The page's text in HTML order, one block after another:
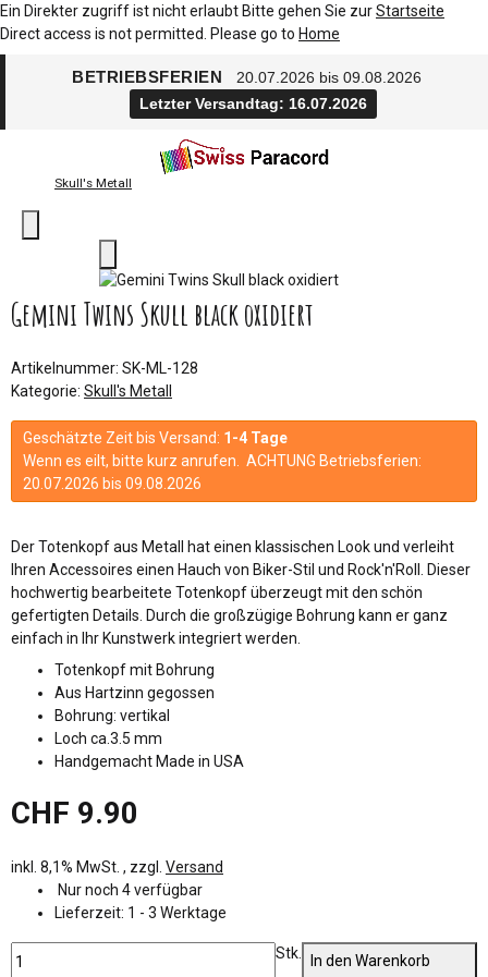
Ein Direkter zugriff ist nicht erlaubt Bitte gehen Sie zurStartseite
Direct access is not permitted. Please go to Home
BETRIEBSFERIEN
20.07.2026 bis 09.08.2026
Letzter Versandtag: 16.07.2026
Skull's Metall
Gemini Twins Skull black oxidiert
Artikelnummer: SK-ML-128
Kategorie: Skull's Metall
Geschätzte Zeit bis Versand: 1-4 Tage
Wenn es eilt, bitte kurz anrufen. ACHTUNG Betriebsferien:
20.07.2026 bis 09.08.2026
Der Totenkopf aus Metall hat einen klassischen Look und verleiht
Ihren Accessoires einen Hauch von Biker-Stil und Rock'n'Roll. Dieser
hochwertig bearbeitete Totenkopf überzeugt mit den schön
gefertigten Details. Durch die großzügige Bohrung kann er ganz
einfach in Ihr Kunstwerk integriert werden.
Totenkopf mit Bohrung
Aus Hartzinn gegossen
Bohrung: vertikal
Loch ca.3.5 mm
Handgemacht Made in USA
CHF 9.90
inkl. 8,1% MwSt. , zzgl. Versand
Nur noch 4 verfügbar
Lieferzeit: 1 - 3 Werktage
Stk.
In den Warenkorb